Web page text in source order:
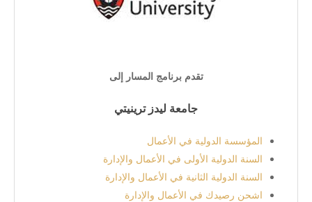
تقدم برنامج المسار إلى
جامعة ليدز ترينيتي
المؤسسة الدولية في الأعمال
السنة الدولية الأولى في الأعمال والإدارة
السنة الدولية الثانية في الأعمال والإدارة
اشحن رصيدك في الأعمال والإدارة